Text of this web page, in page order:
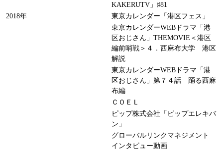
KAKERUTV」♯81
2018年
東京カレンダー「港区フェス」
東京カレンダーWEBドラマ「港
区おじさん」THEMOVIE＜港区
編前哨戦＞４．西麻布大学 港区
解説
東京カレンダーWEBドラマ「港
区おじさん」第７４話 踊る西麻
布編
ＣＯＥＬ
ピップ株式会社「ピップエレキバ
ン」
グローバルリンクマネジメント
インタビュー動画